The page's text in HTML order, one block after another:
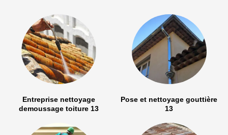
Entreprise nettoyage
demoussage toiture 13
Pose et nettoyage gouttière
13